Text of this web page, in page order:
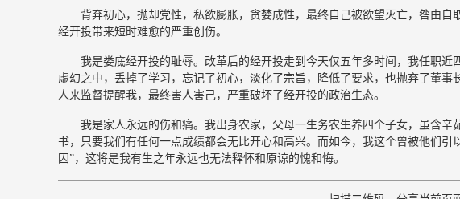
背弃初心，抛却党性，私欲膨胀，贪婪成性，最终自己被欲望灭亡，咎由
经开投带来短时难愈的严重创伤。
我是娄底经开投的耻辱。改革后的经开投走到今天仅五年多时间，我任职
虚幻之中，丢掉了学习，忘记了初心，淡化了宗旨，降低了要求，也抛弃了董
人来监督提醒我，最终害人害己，严重破坏了经开投的政治生态。
我是家人永远的伤和痛。我出身农家，父母一生务农生养四个子女，虽含
书，只要我们有任何一点成绩都会无比开心和高兴。而如今，我这个曾被他们引
囚”，这将是我有生之年永远也无法释怀和原谅的愧和悔。